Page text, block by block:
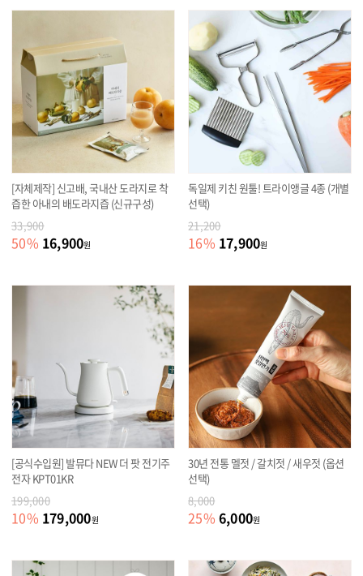
[자체제작] 신고배, 국내산 도라지로 착
즙한 아내의 배도라지즙 (신규구성)
33,900
50% 16,900원
독일제 키친 원툴! 트라이앵글 4종 (개별
선택)
21,200
16% 17,900원
[공식수입원] 발뮤다 NEW 더 팟 전기주
전자 KPT01KR
199,000
10% 179,000원
30년 전통 멜젓 / 갈치젓 / 새우젓 (옵션
선택)
8,000
25% 6,000원